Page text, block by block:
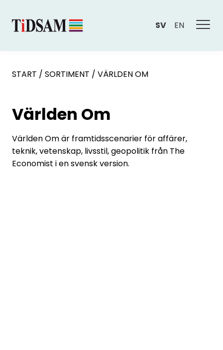
SV EN
START / SORTIMENT / VÄRLDEN OM
Världen Om
Världen Om är framtidsscenarier för affärer,
teknik, vetenskap, livsstil, geopolitik från The
Economist i en svensk version.